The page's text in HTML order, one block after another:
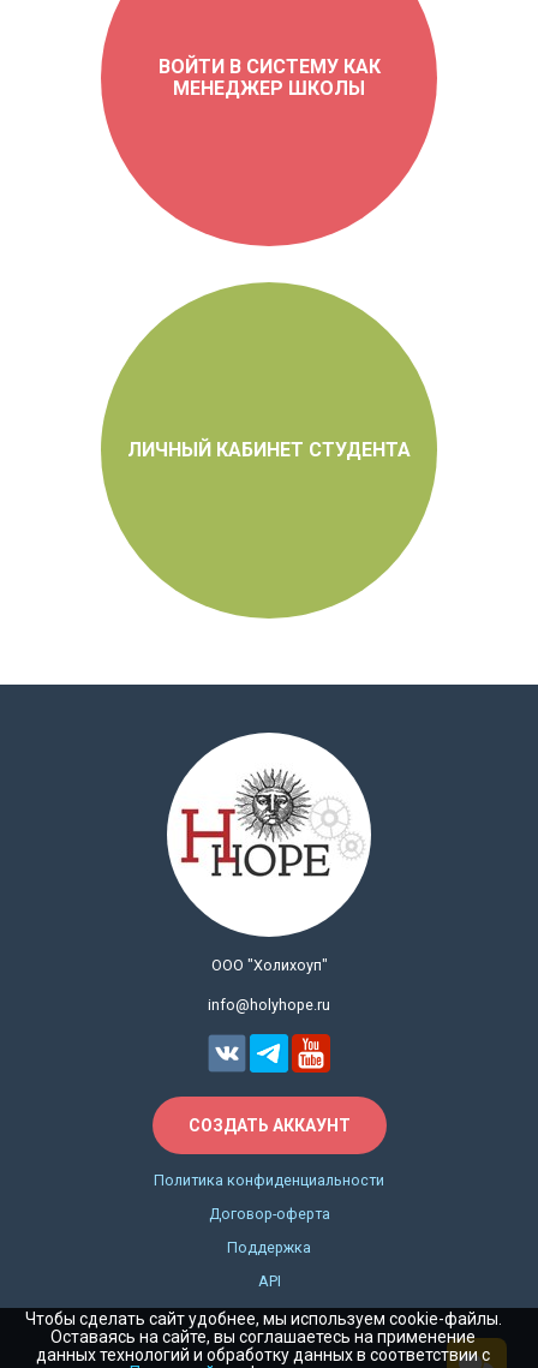
ВОЙТИ В СИСТЕМУ КАК
МЕНЕДЖЕР ШКОЛЫ
ЛИЧНЫЙ КАБИНЕТ СТУДЕНТА
ООО "Холихоуп"
info@holyhope.ru
СОЗДАТЬ АККАУНТ
Политика конфиденциальности
Договор-оферта
Поддержка
API
Чтобы сделать сайт удобнее, мы используем cookie-файлы.
Оставаясь на сайте, вы соглашаетесь на применение
данных технологий и обработку данных в соответствии с